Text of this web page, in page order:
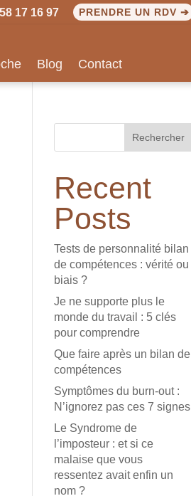
PRENDRE UN RDV ➔
17 16 97
Blog Contact
Rechercher
Recent
Posts
Tests de personnalité bilan
de compétences : vérité ou
biais ?
Je ne supporte plus le
monde du travail : 5 clés
pour comprendre
Que faire après un bilan de
compétences
Symptômes du burn-out :
N’ignorez pas ces 7 signes
Le Syndrome de
l’imposteur : et si ce
malaise que vous
ressentez avait enfin un
nom ?